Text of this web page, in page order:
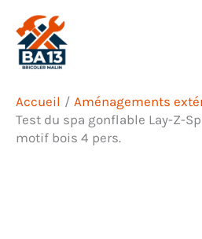
contenu
Accueil
Aménagements
Test du spa gonflable Lay-Z-
motif bois 4 pers.
Rechercher